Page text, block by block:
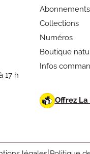
17 h
Abonnements
Collections
Numéros
Boutique
Infos
Offrez